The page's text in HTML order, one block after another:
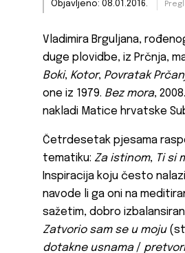
Objavljeno: 08.01.2016.
Vladimira Brguljana,
duge plovidbe, iz Prčnja,
Boki, Kotor, Povratak
one iz 1979. Bez mora, 2008.
nakladi Matice hrvatske
Četrdesetak pjesama
tematiku: Za istinom, Ti si
Inspiracija koju često
navode li ga oni na
sažetim, dobro
Zatvorio sam se u moju
dotakne usnama/